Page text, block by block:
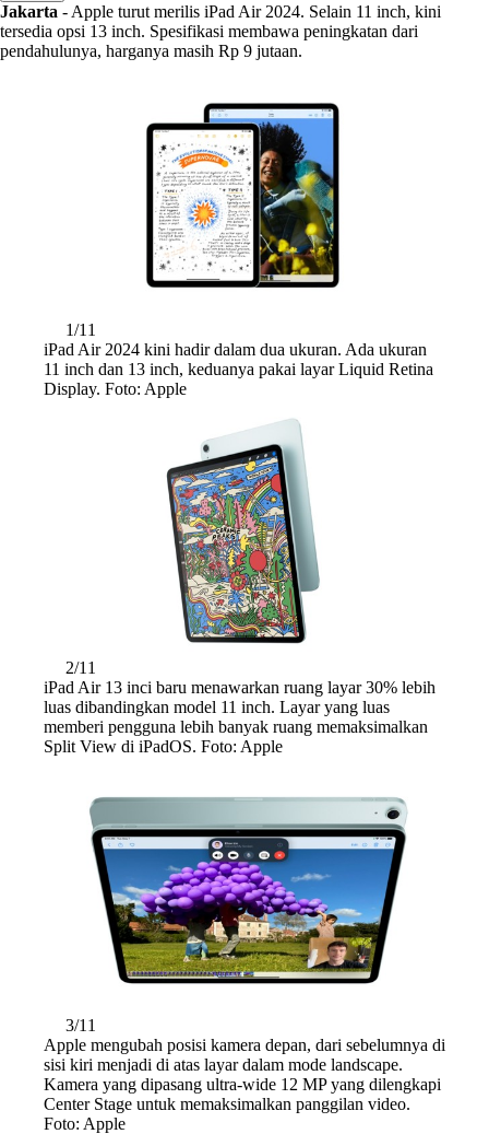
Jakarta - Apple turut merilis iPad Air 2024. Selain 11 inch, kini
tersedia opsi 13 inch. Spesifikasi membawa peningkatan dari
pendahulunya, harganya masih Rp 9 jutaan.
1/11
iPad Air 2024 kini hadir dalam dua ukuran. Ada ukuran
11 inch dan 13 inch, keduanya pakai layar Liquid Retina
Display. Foto: Apple
2/11
iPad Air 13 inci baru menawarkan ruang layar 30% lebih
luas dibandingkan model 11 inch. Layar yang luas
memberi pengguna lebih banyak ruang memaksimalkan
Split View di iPadOS. Foto: Apple
3/11
Apple mengubah posisi kamera depan, dari sebelumnya di
sisi kiri menjadi di atas layar dalam mode landscape.
Kamera yang dipasang ultra-wide 12 MP yang dilengkapi
Center Stage untuk memaksimalkan panggilan video.
Foto: Apple